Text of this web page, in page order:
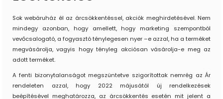
Sok webáruház él az árcsökkentéssel, akciók meghirdetésével. Nem
mindegy azonban, hogy amellett, hogy marketing szempontból
vevőcsalogató, a fogyasztó ténylegesen nyer –e azzal, ha a terméket
megvásárolja, vagyis hogy tényleg akciósan vásárolja-e meg az
adott terméket.
A fenti bizonytalanságot megszüntetve szigorítottak nemrég az Ár
rendeleten azzal, hogy 2022 májusától új rendelkezések
beépítésével meghatározza, az árcsökkentés esetén mit jelent a